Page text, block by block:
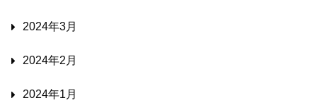
2024年3月
2024年2月
2024年1月